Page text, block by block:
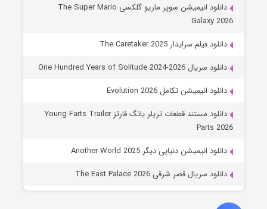
دانلود انیمیشن سوپر ماریو گلکسی The Super Mario
Galaxy 2026
دانلود فیلم سرایدار The Caretaker 2025
دانلود سریال One Hundred Years of Solitude 2024-2026
دانلود انیمیشن تکامل Evolution 2026
دانلود مستند قطعات تریلر یانگ فارتز Young Farts Trailer
Parts 2026
دانلود انیمیشن دنیایی دیگر Another World 2025
دانلود سریال قصر شرقی The East Palace 2026